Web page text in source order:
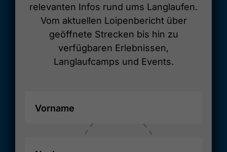
relevanten Infos rund ums Langlaufen.
Vom aktuellen Loipenbericht über
geöffnete Strecken bis hin zu
verfügbaren Erlebnissen,
Langlaufcamps und Events.
Vorname